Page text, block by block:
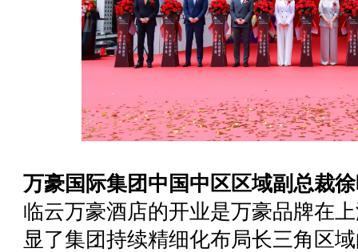
万豪国际集团中国中区区域副总裁
临云万豪酒店的开业是万豪品牌在
显了集团持续精细化布局长三角区